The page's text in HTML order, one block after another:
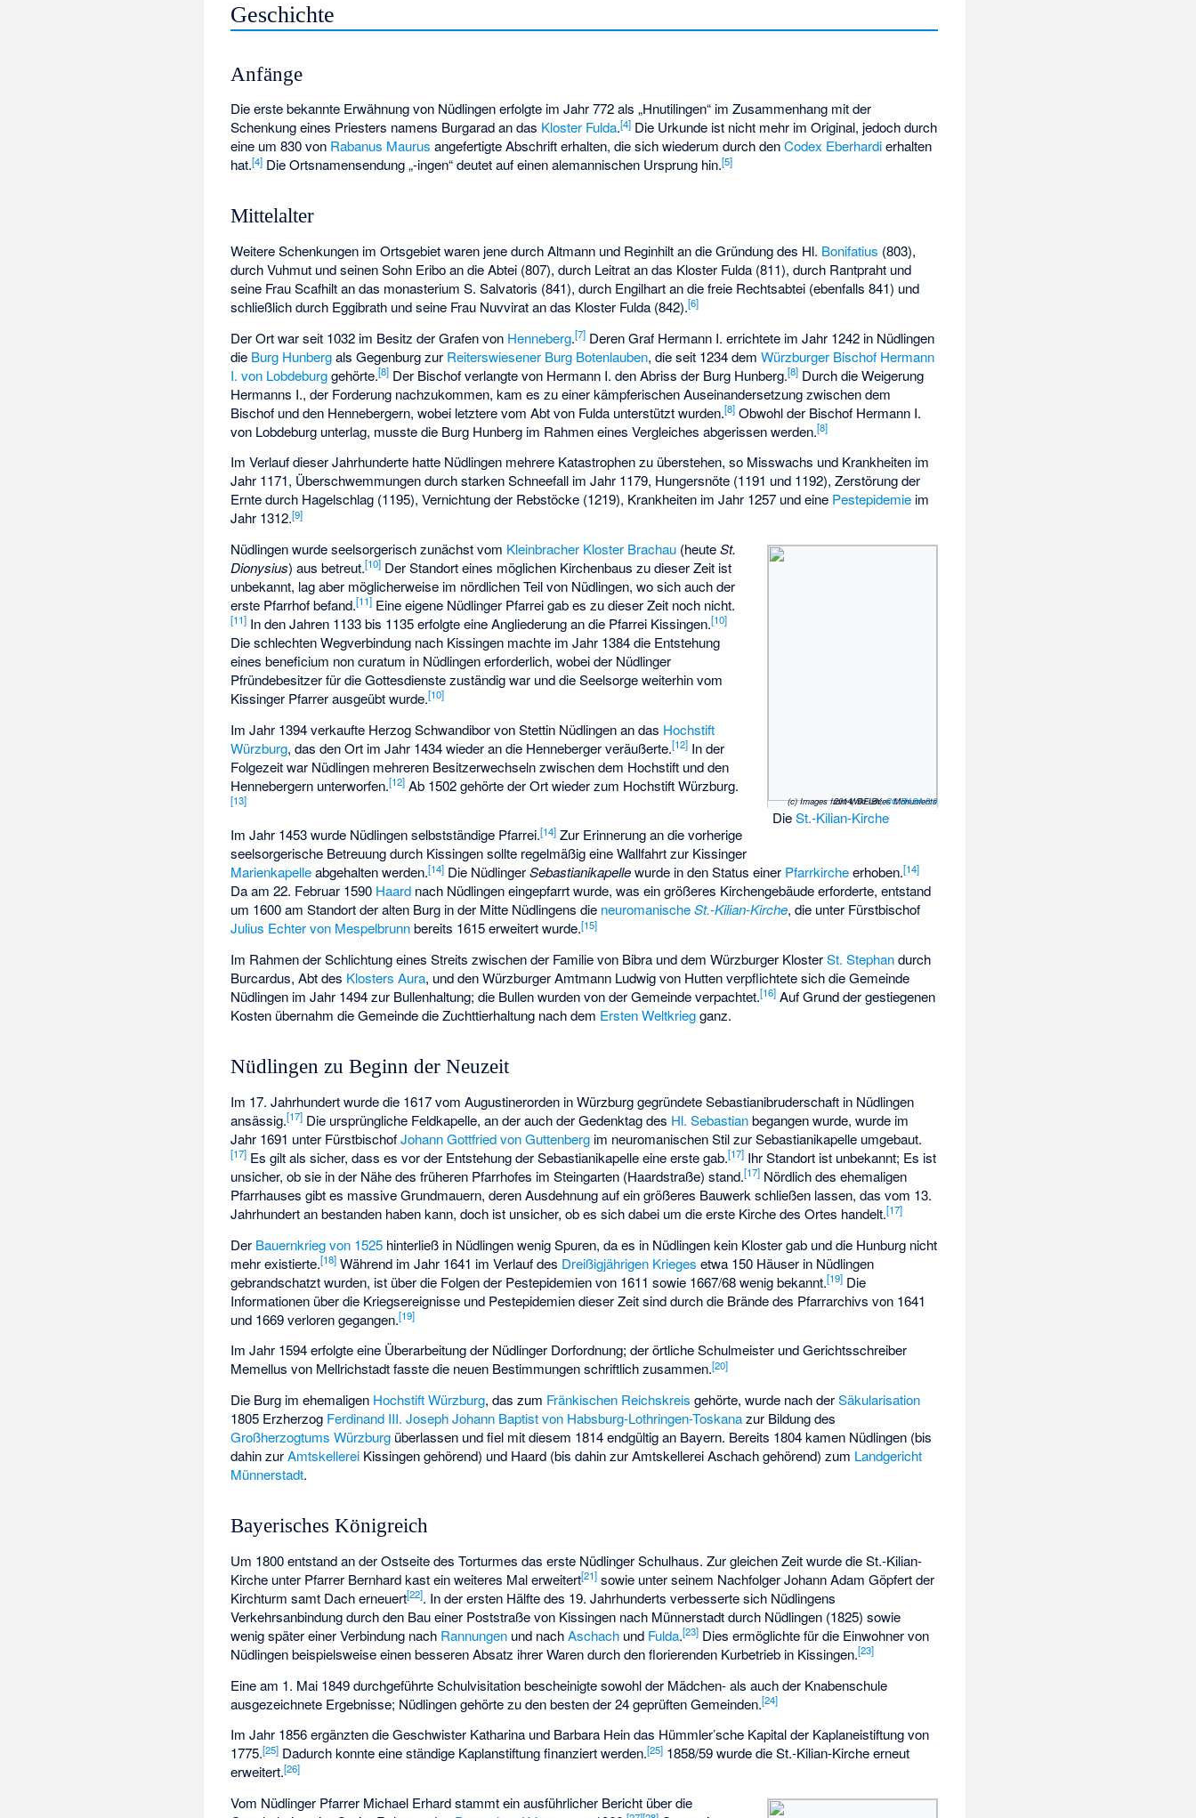
Geschichte
Anfänge
Die erste bekannte Erwähnung von Nüdlingen erfolgte im Jahr 772 als „Hnutilingen“ im Zusammenhang mit der
Schenkung eines Priesters namens Burgarad an das Kloster Fulda.[4] Die Urkunde ist nicht mehr im Original, jedoch durch
eine um 830 von Rabanus Maurus angefertigte Abschrift erhalten, die sich wiederum durch denCodex Eberhardierhalten
hat.[4] Die Ortsnamensendung „-ingen“ deutet auf einen alemannischen Ursprung hin.[5]
Mittelalter
Weitere Schenkungen im Ortsgebiet waren jene durch Altmann und Reginhilt an die Gründung des Hl. Bonifatius (803),
durch Vuhmut und seinen Sohn Eribo an die Abtei (807), durch Leitrat an das Kloster Fulda (811), durch Rantpraht und
seine Frau Scafhilt an das monasterium S. Salvatoris (841), durch Engilhart an die freie Rechtsabtei (ebenfalls 841) und
schließlich durch Eggibrath und seine Frau Nuvvirat an das Kloster Fulda (842).[6]
Der Ort war seit 1032 im Besitz der Grafen von Henneberg.[7] Deren Graf Hermann I. errichtete im Jahr 1242 in Nüdlingen
die Burg Hunbergals Gegenburg zur Reiterswiesener Burg Botenlauben, die seit 1234 demWürzburger Bischof Hermann
I. von Lobdeburggehörte.[8] Der Bischof verlangte von Hermann I. den Abriss der Burg Hunberg.[8] Durch die Weigerung
Hermanns I., der Forderung nachzukommen, kam es zu einer kämpferischen Auseinandersetzung zwischen dem
Bischof und den Hennebergern, wobei letztere vom Abt von Fulda unterstützt wurden.[8] Obwohl der Bischof Hermann I.
von Lobdeburg unterlag, musste die Burg Hunberg im Rahmen eines Vergleiches abgerissen werden.[8]
Im Verlauf dieser Jahrhunderte hatte Nüdlingen mehrere Katastrophen zu überstehen, so Misswachs und Krankheiten im
Jahr 1171, Überschwemmungen durch starken Schneefall im Jahr 1179, Hungersnöte (1191 und 1192), Zerstörung der
Ernte durch Hagelschlag (1195), Vernichtung der Rebstöcke (1219), Krankheiten im Jahr 1257 und eine Pestepidemie im
Jahr 1312.[9]
(c) Images from Wiki Loves Monuments 2014, DE-BY,CC BY-SA 3.0
DieSt.-Kilian-Kirche
Nüdlingen wurde seelsorgerisch zunächst vom Kleinbracher Kloster Brachau (heuteSt.
Dionysius) aus betreut.[10] Der Standort eines möglichen Kirchenbaus zu dieser Zeit ist
unbekannt, lag aber möglicherweise im nördlichen Teil von Nüdlingen, wo sich auch der
erste Pfarrhof befand.[11] Eine eigene Nüdlinger Pfarrei gab es zu dieser Zeit noch nicht.
[11] In den Jahren 1133 bis 1135 erfolgte eine Angliederung an die Pfarrei Kissingen.[10]
Die schlechten Wegverbindung nach Kissingen machte im Jahr 1384 die Entstehung
eines beneficium non curatum in Nüdlingen erforderlich, wobei der Nüdlinger
Pfründebesitzer für die Gottesdienste zuständig war und die Seelsorge weiterhin vom
Kissinger Pfarrer ausgeübt wurde.[10]
Im Jahr 1394 verkaufte Herzog Schwandibor von Stettin Nüdlingen an das Hochstift
Würzburg, das den Ort im Jahr 1434 wieder an die Henneberger veräußerte.[12] In der
Folgezeit war Nüdlingen mehreren Besitzerwechseln zwischen dem Hochstift und den
Hennebergern unterworfen.[12] Ab 1502 gehörte der Ort wieder zum Hochstift Würzburg.
[13]
Im Jahr 1453 wurde Nüdlingen selbstständige Pfarrei.[14] Zur Erinnerung an die vorherige
seelsorgerische Betreuung durch Kissingen sollte regelmäßig eine Wallfahrt zur Kissinger
Marienkapelleabgehalten werden.[14] Die NüdlingerSebastianikapellewurde in den Status einer Pfarrkircheerhoben.[14]
Da am 22. Februar 1590 Haard nach Nüdlingen eingepfarrt wurde, was ein größeres Kirchengebäude erforderte, entstand
um 1600 am Standort der alten Burg in der Mitte Nüdlingens die neuromanische St.-Kilian-Kirche, die unter Fürstbischof
Julius Echter von Mespelbrunnbereits 1615 erweitert wurde.[15]
Im Rahmen der Schlichtung eines Streits zwischen der Familie von Bibra und dem Würzburger KlosterSt. Stephandurch
Burcardus, Abt des Klosters Aura, und den Würzburger Amtmann Ludwig von Hutten verpflichtete sich die Gemeinde
Nüdlingen im Jahr 1494 zur Bullenhaltung; die Bullen wurden von der Gemeinde verpachtet.[16] Auf Grund der gestiegenen
Kosten übernahm die Gemeinde die Zuchttierhaltung nach dem Ersten Weltkriegganz.
Nüdlingen zu Beginn der Neuzeit
Im 17. Jahrhundert wurde die 1617 vom Augustinerorden in Würzburg gegründete Sebastianibruderschaft in Nüdlingen
ansässig.[17] Die ursprüngliche Feldkapelle, an der auch der Gedenktag des Hl. Sebastianbegangen wurde, wurde im
Jahr 1691 unter FürstbischofJohann Gottfried von Guttenberg im neuromanischen Stil zur Sebastianikapelle umgebaut.
[17] Es gilt als sicher, dass es vor der Entstehung der Sebastianikapelle eine erste gab.[17] Ihr Standort ist unbekannt; Es ist
unsicher, ob sie in der Nähe des früheren Pfarrhofes im Steingarten (Haardstraße) stand.[17] Nördlich des ehemaligen
Pfarrhauses gibt es massive Grundmauern, deren Ausdehnung auf ein größeres Bauwerk schließen lassen, das vom 13.
Jahrhundert an bestanden haben kann, doch ist unsicher, ob es sich dabei um die erste Kirche des Ortes handelt.[17]
Der Bauernkrieg von 1525 hinterließ in Nüdlingen wenig Spuren, da es in Nüdlingen kein Kloster gab und die Hunburg nicht
mehr existierte.[18] Während im Jahr 1641 im Verlauf des Dreißigjährigen Krieges etwa 150 Häuser in Nüdlingen
gebrandschatzt wurden, ist über die Folgen der Pestepidemien von 1611 sowie 1667/68 wenig bekannt.[19] Die
Informationen über die Kriegsereignisse und Pestepidemien dieser Zeit sind durch die Brände des Pfarrarchivs von 1641
und 1669 verloren gegangen.[19]
Im Jahr 1594 erfolgte eine Überarbeitung der Nüdlinger Dorfordnung; der örtliche Schulmeister und Gerichtsschreiber
Memellus von Mellrichstadt fasste die neuen Bestimmungen schriftlich zusammen.[20]
Die Burg im ehemaligen Hochstift Würzburg, das zum Fränkischen Reichskreis gehörte, wurde nach derSäkularisation
1805 Erzherzog Ferdinand III. Joseph Johann Baptist von Habsburg-Lothringen-Toskanazur Bildung des
Großherzogtums Würzburg überlassen und fiel mit diesem 1814 endgültig an Bayern. Bereits 1804 kamen Nüdlingen (bis
dahin zurAmtskellerei Kissingen gehörend) und Haard (bis dahin zur Amtskellerei Aschach gehörend) zum Landgericht
Münnerstadt.
Bayerisches Königreich
Um 1800 entstand an der Ostseite des Torturmes das erste Nüdlinger Schulhaus. Zur gleichen Zeit wurde die St.-Kilian-
Kirche unter Pfarrer Bernhard kast ein weiteres Mal erweitert[21] sowie unter seinem Nachfolger Johann Adam Göpfert der
Kirchturm samt Dach erneuert[22]. In der ersten Hälfte des 19. Jahrhunderts verbesserte sich Nüdlingens
Verkehrsanbindung durch den Bau einer Poststraße von Kissingen nach Münnerstadt durch Nüdlingen (1825) sowie
wenig später einer Verbindung nach Rannungen und nachAschach und Fulda.[23] Dies ermöglichte für die Einwohner von
Nüdlingen beispielsweise einen besseren Absatz ihrer Waren durch den florierenden Kurbetrieb in Kissingen.[23]
Eine am 1. Mai 1849 durchgeführte Schulvisitation bescheinigte sowohl der Mädchen- als auch der Knabenschule
ausgezeichnete Ergebnisse; Nüdlingen gehörte zu den besten der 24 geprüften Gemeinden.[24]
Im Jahr 1856 ergänzten die Geschwister Katharina und Barbara Hein das Hümmler’sche Kapital der Kaplaneistiftung von
1775.[25] Dadurch konnte eine ständige Kaplanstiftung finanziert werden.[25] 1858/59 wurde die St.-Kilian-Kirche erneut
erweitert.[26]
Vom Nüdlinger Pfarrer Michael Erhard stammt ein ausführlicher Bericht über die